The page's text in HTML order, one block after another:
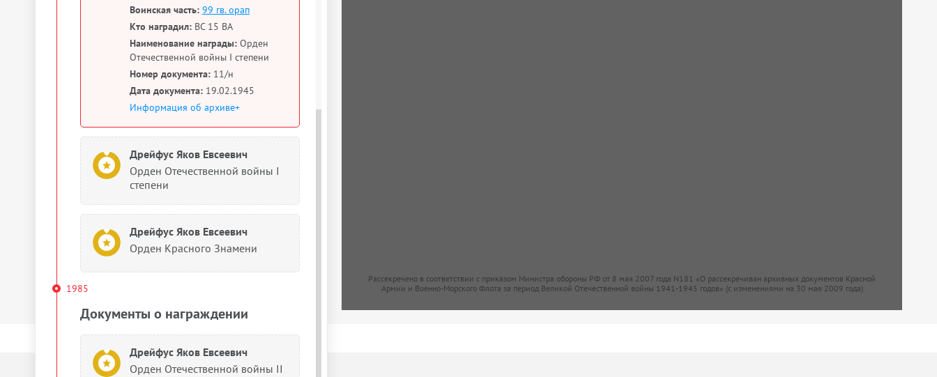
Воинская часть: 99 гв. орап
Кто наградил: ВС 15 ВА
Наименование награды: Орден
Отечественной войны I степени
Номер документа: 11/н
Дата документа: 19.02.1945
Информация об архиве+
Дрейфус Яков Евсеевич
Орден Отечественной войны I
степени
Дрейфус Яков Евсеевич
Орден Красного Знамени
1985
Документы о награждении
Дрейфус Яков Евсеевич
Орден Отечественной войны II
Рассекречено в соответствии с приказом Министра обороны РФ от 8 мая 2007 года N181 «О рассекречиван архивных документов Красной
Армии и Военно-Морского Флота за период Великой Отечественной войны 1941-1945 годов» (с изменениями на 30 мая 2009 года)